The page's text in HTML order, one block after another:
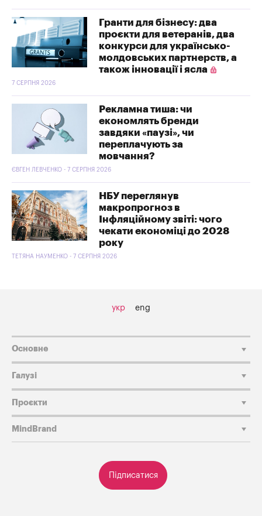
Гранти для бізнесу: два
проєкти для ветеранів, два
конкурси для українсько-
молдовських партнерств, а
також інновації і ясла
7 СЕРПНЯ 2026
Рекламна тиша: чи
економлять бренди
завдяки «паузі», чи
переплачують за
мовчання?
ЄВГЕН ЛЕВЧЕНКО - 7 СЕРПНЯ 2026
НБУ переглянув
макропрогноз в
Інфляційному звіті: чого
чекати економіці до 2028
року
ТЕТЯНА НАУМЕНКО - 7 СЕРПНЯ 2026
укр eng
Підписатися
Основне
Галузі
Проєкти
MindBrand